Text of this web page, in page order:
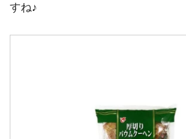
すね♪